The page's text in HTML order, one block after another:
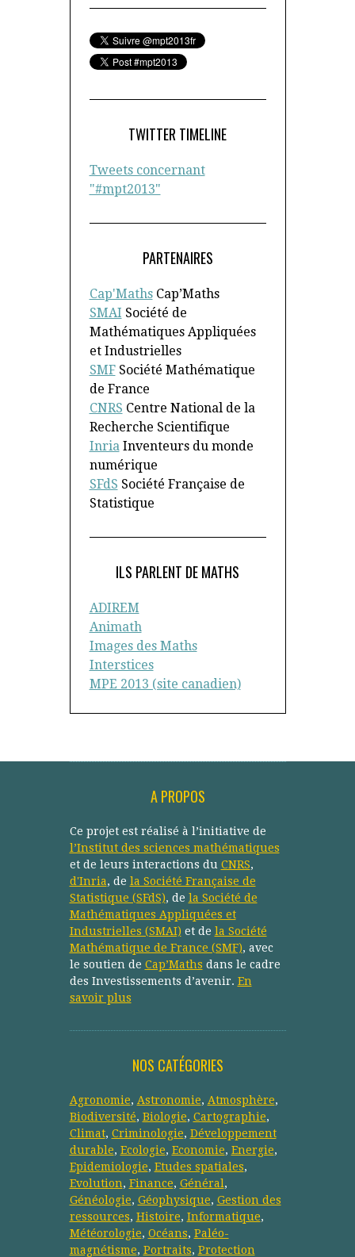
TWITTER TIMELINE
Tweets concernant
"#mpt2013"
PARTENAIRES
Cap'MathsCap’Maths
SMAI Société de
Mathématiques Appliquées
et Industrielles
SMFSociété Mathématique
de France
CNRS Centre National de la
Recherche Scientifique
InriaInventeurs du monde
numérique
SFdS Société Française de
Statistique
ILS PARLENT DE MATHS
ADIREM
Animath
Images des Maths
Interstices
MPE 2013 (site canadien)
A PROPOS
Ce projet est réalisé à l’initiative de
l’Institut des sciences mathématiques
et de leurs interactions du CNRS,
d'Inria, de la Société Française de
Statistique (SFdS), de la Société de
Mathématiques Appliquées et
Industrielles (SMAI) et de la Société
Mathématique de France (SMF), avec
le soutien de Cap’Maths dans le cadre
des Investissements d’avenir. En
savoir plus
NOS CATÉGORIES
Agronomie, Astronomie, Atmosphère,
Biodiversité, Biologie, Cartographie,
Climat, Criminologie, Développement
durable, Ecologie, Economie, Energie,
Epidemiologie, Etudes spatiales,
Evolution, Finance, Général ,
Généologie, Géophysique, Gestion des
ressources, Histoire, Informatique,
Météorologie, Océans, Paléo-
magnétisme, Portraits, Protection